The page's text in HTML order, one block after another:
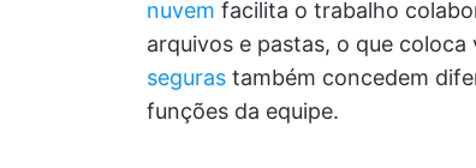
nuvem facilita o trabalho
arquivos e pastas, o que
seguras também concedem
funções da equipe.